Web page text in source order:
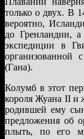
только о двух. В
вероятно,
до Гренландии, а
экспедиции в
организованной
(Гана).
Колумб в этот
короля Жуана II и
родившей ему
предложения об
плыть, по его